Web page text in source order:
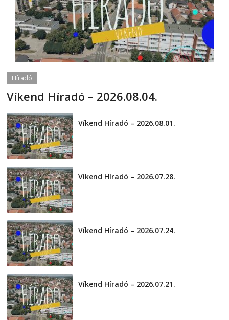
Híradó
Víkend Híradó – 2026.08.04.
Víkend Híradó – 2026.08.01.
Víkend Híradó – 2026.07.28.
Víkend Híradó – 2026.07.24.
Víkend Híradó – 2026.07.21.